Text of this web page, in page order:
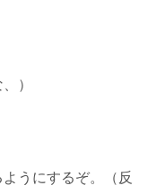
）
うにするぞ。（反